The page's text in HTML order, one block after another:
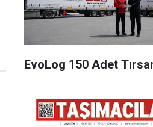
EvoLog 150 Adet